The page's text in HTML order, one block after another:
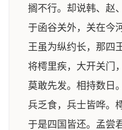
搁不行。却说韩、赵
于函谷关外，关在今
王虽为纵约长，那四
将樗里疾，大开关门
莫敢先发。相持数日
兵乏食，兵士皆哗。
于是四国皆还。孟尝